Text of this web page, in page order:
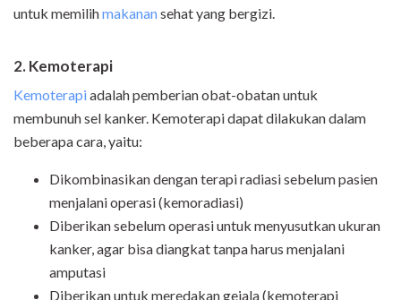
untuk memilihmakanansehat yang bergizi.
2. Kemoterapi
Kemoterapiadalah pemberian obat-obatan untuk
membunuh sel kanker. Kemoterapi dapat dilakukan dalam
beberapa cara, yaitu:
Dikombinasikan dengan terapi radiasi sebelum pasien
menjalani operasi (kemoradiasi)
Diberikan sebelum operasi untuk menyusutkan ukuran
kanker, agar bisa diangkat tanpa harus menjalani
amputasi
Diberikan untuk meredakan gejala (kemoterapi